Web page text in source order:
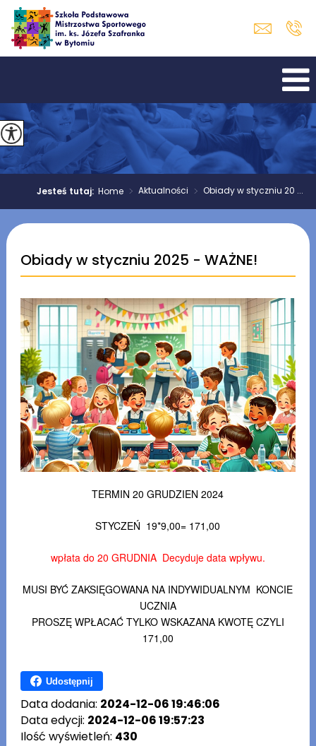
Jesteś tutaj:Home > Aktualności > Obiady w styczniu 20 ...
Obiady w styczniu 2025 - WAŻNE!
TERMIN 20 GRUDZIEN 2024
STYCZEŃ 19*9,00= 171,00
wpłata do 20 GRUDNIA Decyduje data wpływu.
MUSI BYĆ ZAKSIĘGOWANA NA INDYWIDUALNYM KONCIE
UCZNIA
PROSZĘ WPŁACAĆ TYLKO WSKAZANA KWOTĘ CZYLI
171,00
Udostępnij
Data dodania: 2024-12-06 19:46:06
Data edycji: 2024-12-06 19:57:23
Ilość wyświetleń: 430